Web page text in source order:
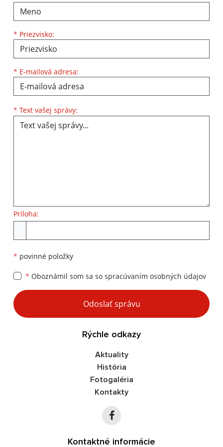
* Priezvisko:
* E-mailová adresa:
* Text vašej správy:
Príloha:
* povinné položky
* Oboznámil som sa so spracúvaním osobných údajov
Google reCaptcha Response
Odoslať správu
Rýchle odkazy
Aktuality
História
Fotogaléria
Kontakty
Kontaktné informácie